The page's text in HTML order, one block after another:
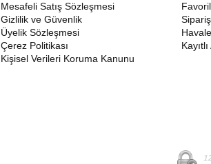
Mesafeli Satış Sözleşmesi
Gizlilik ve Güvenlik
Üyelik Sözleşmesi
Çerez Politikası
Kişisel Verileri Koruma Kanunu